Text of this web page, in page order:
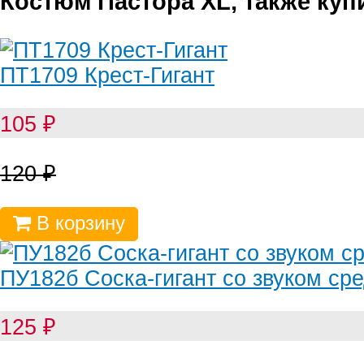
ПТ1709 Крест-Гигант
105 ₽
120₽
В корзину
ПУ182б Соска-гигант со звуком
125 ₽